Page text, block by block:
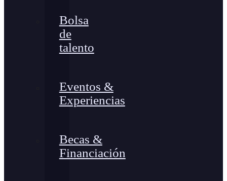
Bolsa
de
talento
Eventos &
Experiencias
Becas &
Financiación